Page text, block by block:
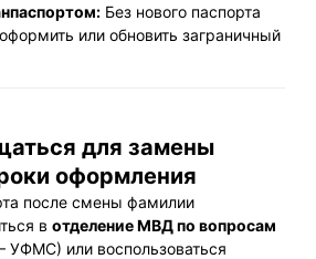
Без нового паспорта
или обновить заграничный
для замены
оформления
после смены фамилии
в отделение МВД по вопросам
УФМС) или воспользоваться